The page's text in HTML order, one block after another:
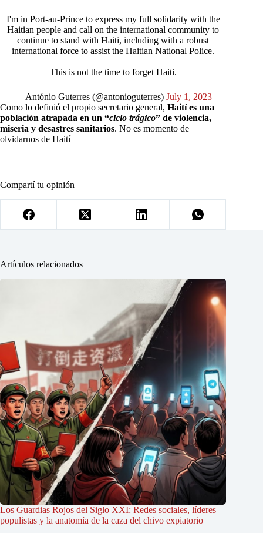
I'm in Port-au-Prince to express my full solidarity with the
Haitian people and call on the international community to
continue to stand with Haiti, including with a robust
international force to assist the Haitian National Police.
This is not the time to forget Haiti.
— António Guterres (@antonioguterres)July 1, 2023
Como lo definió el propio secretario general, Haití es una
población atrapada en un “ciclo trágico” de violencia,
miseria y desastres sanitarios. No es momento de
olvidarnos de Haití
Compartí tu opinión
Artículos relacionados
Los Guardias Rojos del Siglo XXI: Redes sociales, líderes
populistas y la anatomía de la caza del chivo expiatorio